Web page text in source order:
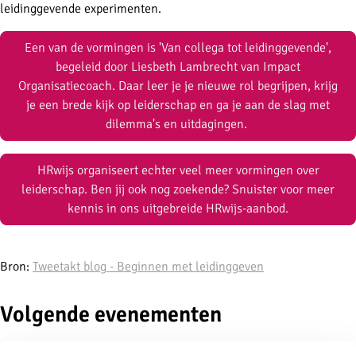
leidinggevende experimenten.
Een van de vormingen is 'Van collega tot leidinggevende',
begeleid door Liesbeth Lambrecht van Impact
Organisatiecoach. Daar leer je je nieuwe rol begrijpen, krijg
je een brede kijk op leiderschap en ga je aan de slag met
dilemma's en uitdagingen.
HRwijs organiseert echter veel meer vormingen over
leiderschap. Ben jij ook nog zoekende? Snuister voor meer
kennis in ons uitgebreide HRwijs-aanbod.
Bron: Tweetakt blog - Beginnen met leidinggeven
Volgende evenementen